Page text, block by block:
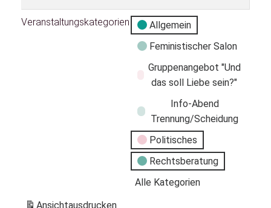
Veranstaltungskategorien
Allgemein
Feministischer Salon
Gruppenangebot "Und
das soll Liebe sein?"
Info-Abend
Trennung/Scheidung
Politisches
Rechtsberatung
Alle Kategorien
Ansichtausdrucken